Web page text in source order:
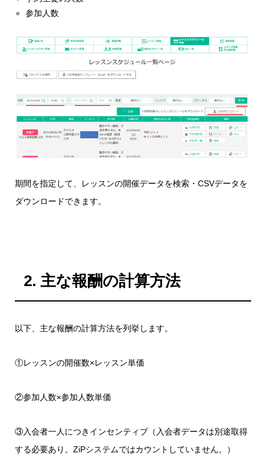
参加人数
期間を指定して、レッスンの開催データを検索・CSVデータを
ダウンロードできます。
2. 主な報酬の計算方法
以下、主な報酬の計算方法を列挙します。
①レッスンの開催数×レッスン単価
②参加人数×参加人数単価
③入会者一人につきインセンティブ（入会者データは別途取得
する必要あり。ZiPシステムではカウントしていません。）